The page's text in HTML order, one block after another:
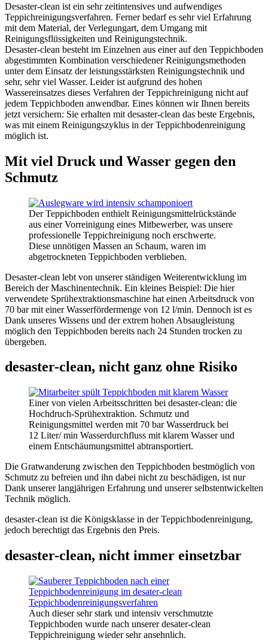
Desaster-clean ist ein sehr zeitintensives und aufwendiges
Teppichreinigungsverfahren. Ferner bedarf es sehr viel Erfahrung
mit dem Material, der Verlegungart, dem Umgang mit
Reinigungsflüssigkeiten und Reinigungstechnik.
Desaster-clean besteht im Einzelnen aus einer auf den Teppichboden
abgestimmten Kombination verschiedener Reinigungsmethoden
unter dem Einsatz der leistungsstärksten Reinigungstechnik und
sehr, sehr viel Wasser. Leider ist aufgrund des hohen
Wassereinsatzes dieses Verfahren der Teppichreinigung nicht auf
jedem Teppichboden anwendbar. Eines können wir Ihnen bereits
jetzt versichern: Sie erhalten mit desaster-clean das beste Ergebnis,
was mit einem Reinigungszyklus in der Teppichbodenreinigung
möglich ist.
Mit viel Druck und Wasser gegen den
Schmutz
Der Teppichboden enthielt Reinigungsmittelrückstände
aus einer Vorreinigung eines Mitbewerber, was unsere
professionelle Teppichreinigung noch erschwerte.
Diese unnötigen Massen an Schaum, waren im
abgetrockneten Teppichboden verblieben.
Desaster-clean lebt von unserer ständigen Weiterentwicklung im
Bereich der Maschinentechnik. Ein kleines Beispiel: Die hier
verwendete Sprühextraktionsmaschine hat einen Arbeitsdruck von
70 bar mit einer Wasserfördermenge von 12 l/min. Dennoch ist es
Dank unseres Wissens und der extrem hohen Absaugleistung
möglich den Teppichboden bereits nach 24 Stunden trocken zu
übergeben.
desaster-clean, nicht ganz ohne Risiko
Einer von vielen Arbeitsschritten bei desaster-clean: die
Hochdruch-Sprühextraktion. Schmutz und
Reinigungsmittel werden mit 70 bar Wasserdruck bei
12 Liter/ min Wasserdurchfluss mit klarem Wasser und
einem Entschäumungsmittel abtransportiert.
Die Gratwanderung zwischen den Teppichboden bestmöglich von
Schmutz zu befreien und ihn dabei nicht zu beschädigen, ist nur
Dank unserer langjährigen Erfahrung und unserer selbstentwickelten
Technik möglich.
desaster-clean ist die Königsklasse in der Teppichbodenreinigung,
jedoch berechtigt das Ergebnis den Preis.
desaster-clean, nicht immer einsetzbar
Auch dieser sehr stark und intensiv verschmutzte
Teppichboden wurde nach unserer desater-clean
Teppichreinigung wieder sehr ansehnlich.